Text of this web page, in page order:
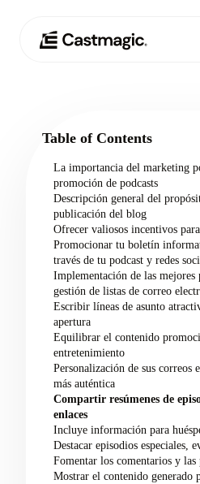
Precios
Acerca de
Table of Contents
La importancia del marketing
promoción de podcasts
Descripción general del
publicación del blog
Ofrecer valiosos incentivos
Promocionar tu boletín
través de tu podcast y redes
Implementación de las
gestión de listas de correo
Escribir líneas de asunto
apertura
Equilibrar el contenido
entretenimiento
Personalización de sus correos
más auténtica
Compartir resúmenes de
enlaces
Incluye información para
Destacar episodios especiales,
Fomentar los comentarios y las
Mostrar el contenido generado